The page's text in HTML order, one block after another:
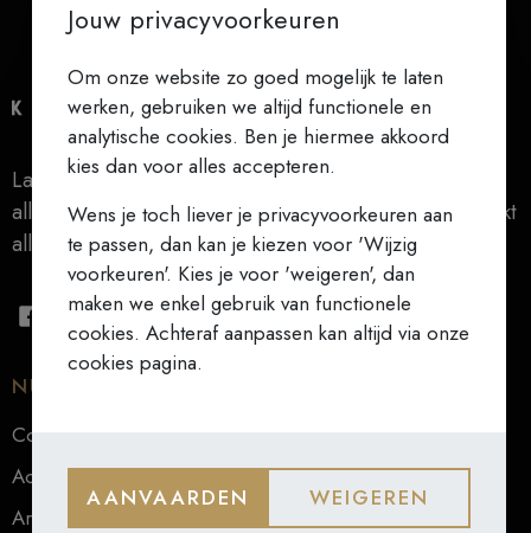
Laat niets je verontrusten, laat niets je beangstigen,
alles gaat voorbij, God verandert nooit, geduld bereikt
alles (Teresa van Ávila)
NUTTIGE LINKS
Contact
Actueel
Archief
Jouw privacyvoorkeuren
Om onze website zo goed mogelijk te laten
werken, gebruiken we altijd functionele en
analytische cookies. Ben je hiermee akkoord
kies dan voor alles accepteren.
Wens je toch liever je privacyvoorkeuren aan
te passen, dan kan je kiezen voor 'Wijzig
voorkeuren'. Kies je voor 'weigeren', dan
maken we enkel gebruik van functionele
cookies. Achteraf aanpassen kan altijd via onze
cookies pagina.
AANVAARDEN WEIGEREN